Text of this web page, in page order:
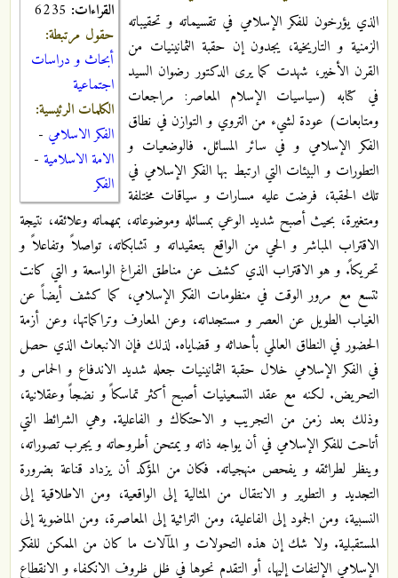
القراءات:
حقول مرتبطة:
أبحاث و دراسات
اجتماعية
الكلمات الرئيسية:
الفكر الاسلامي -
الامة الاسلامية -
الفكر
الذي يؤرخون للفكر الإسلامي في تقسيماته و تحقيباته
الزمنية و التاريخية، يجدون إن حقبة الثمانينيات من
القرن الأخير، شهدت كما يرى الدكتور رضوان السيد
في كتابه (سياسيات الإسلام المعاصر: مراجعات
ومتابعات) عودة لشيء من التروي و التوازن في نطاق
الفكر الإسلامي و في سائر المسائل. فالوضعيات و
التطورات و البيئات التي ارتبط بها الفكر الإسلامي في
تلك الحقبة، فرضت عليه مسارات و سياقات مختلفة
ومتغيرة، بحيث أصبح شديد الوعي بمسائله وموضوعاته، بمهماته وعلائقه، نتيجة
الاقتراب المباشر و الحي من الواقع بتعقيداته و تشابكاته، تواصلاً وتفاعلاً و
تحريكاً. و هو الاقتراب الذي كشف عن مناطق الفراغ الواسعة و التي كانت
تتسع مع مرور الوقت في منظومات الفكر الإسلامي، كما كشف أيضاً عن
الغياب الطويل عن العصر و مستجداته، وعن المعارف وتراكماتها، وعن أزمة
الحضور في النطاق العالمي بأحداثه و قضاياه. لذلك فإن الانبعاث الذي حصل
في الفكر الإسلامي خلال حقبة الثمانينيات جعله شديد الاندفاع و الحماس و
التحريض. لكنه مع عقد التسعينيات أصبح أكثر تماسكاً و نضجاً وعقلانية،
وذلك بعد زمن من التجريب و الاحتكاك و الفاعلية. وهي الشرائط التي
أتاحت للفكر الإسلامي في أن يواجه ذاته و يمتحن أطروحاته و يجرب تصوراته،
وينظر لطرائقه و يفحص منهجياته. فكان من المؤكد أن يزداد قناعة بضرورة
التجديد و التطوير و الانتقال من المثالية إلى الواقعية، ومن الاطلاقية إلى
النسبية، ومن الجمود إلى الفاعلية، ومن التراثية إلى المعاصرة، ومن الماضوية إلى
المستقبلية. ولا شك إن هذه التحولات و المآلات ما كان من الممكن للفكر
الإسلامي الإلتفات إليها، أو التقدم نحوها في ظل ظروف الانكفاء و الانقطاع